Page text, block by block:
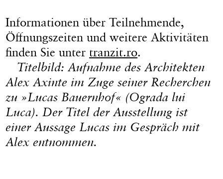
Informationen über Teilnehmende,
Öffnungszeiten und weitere Aktivitäten
finden Sie untertranzit.ro.
Titelbild: Aufnahme des Architekten
Alex Axinte im Zuge seiner Recherchen
zu »Lucas Bauernhof« (Ograda lui
Luca). Der Titel der Ausstellung ist
einer Aussage Lucas im Gespräch mit
Alex entnommen.